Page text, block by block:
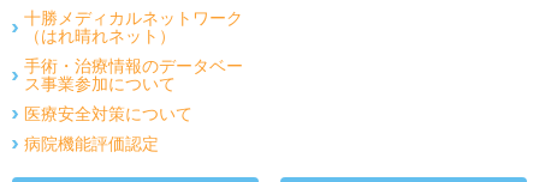
十勝メディカルネットワーク
（はれ晴れネット）
手術・治療情報のデータベー
ス事業参加について
医療安全対策について
病院機能評価認定